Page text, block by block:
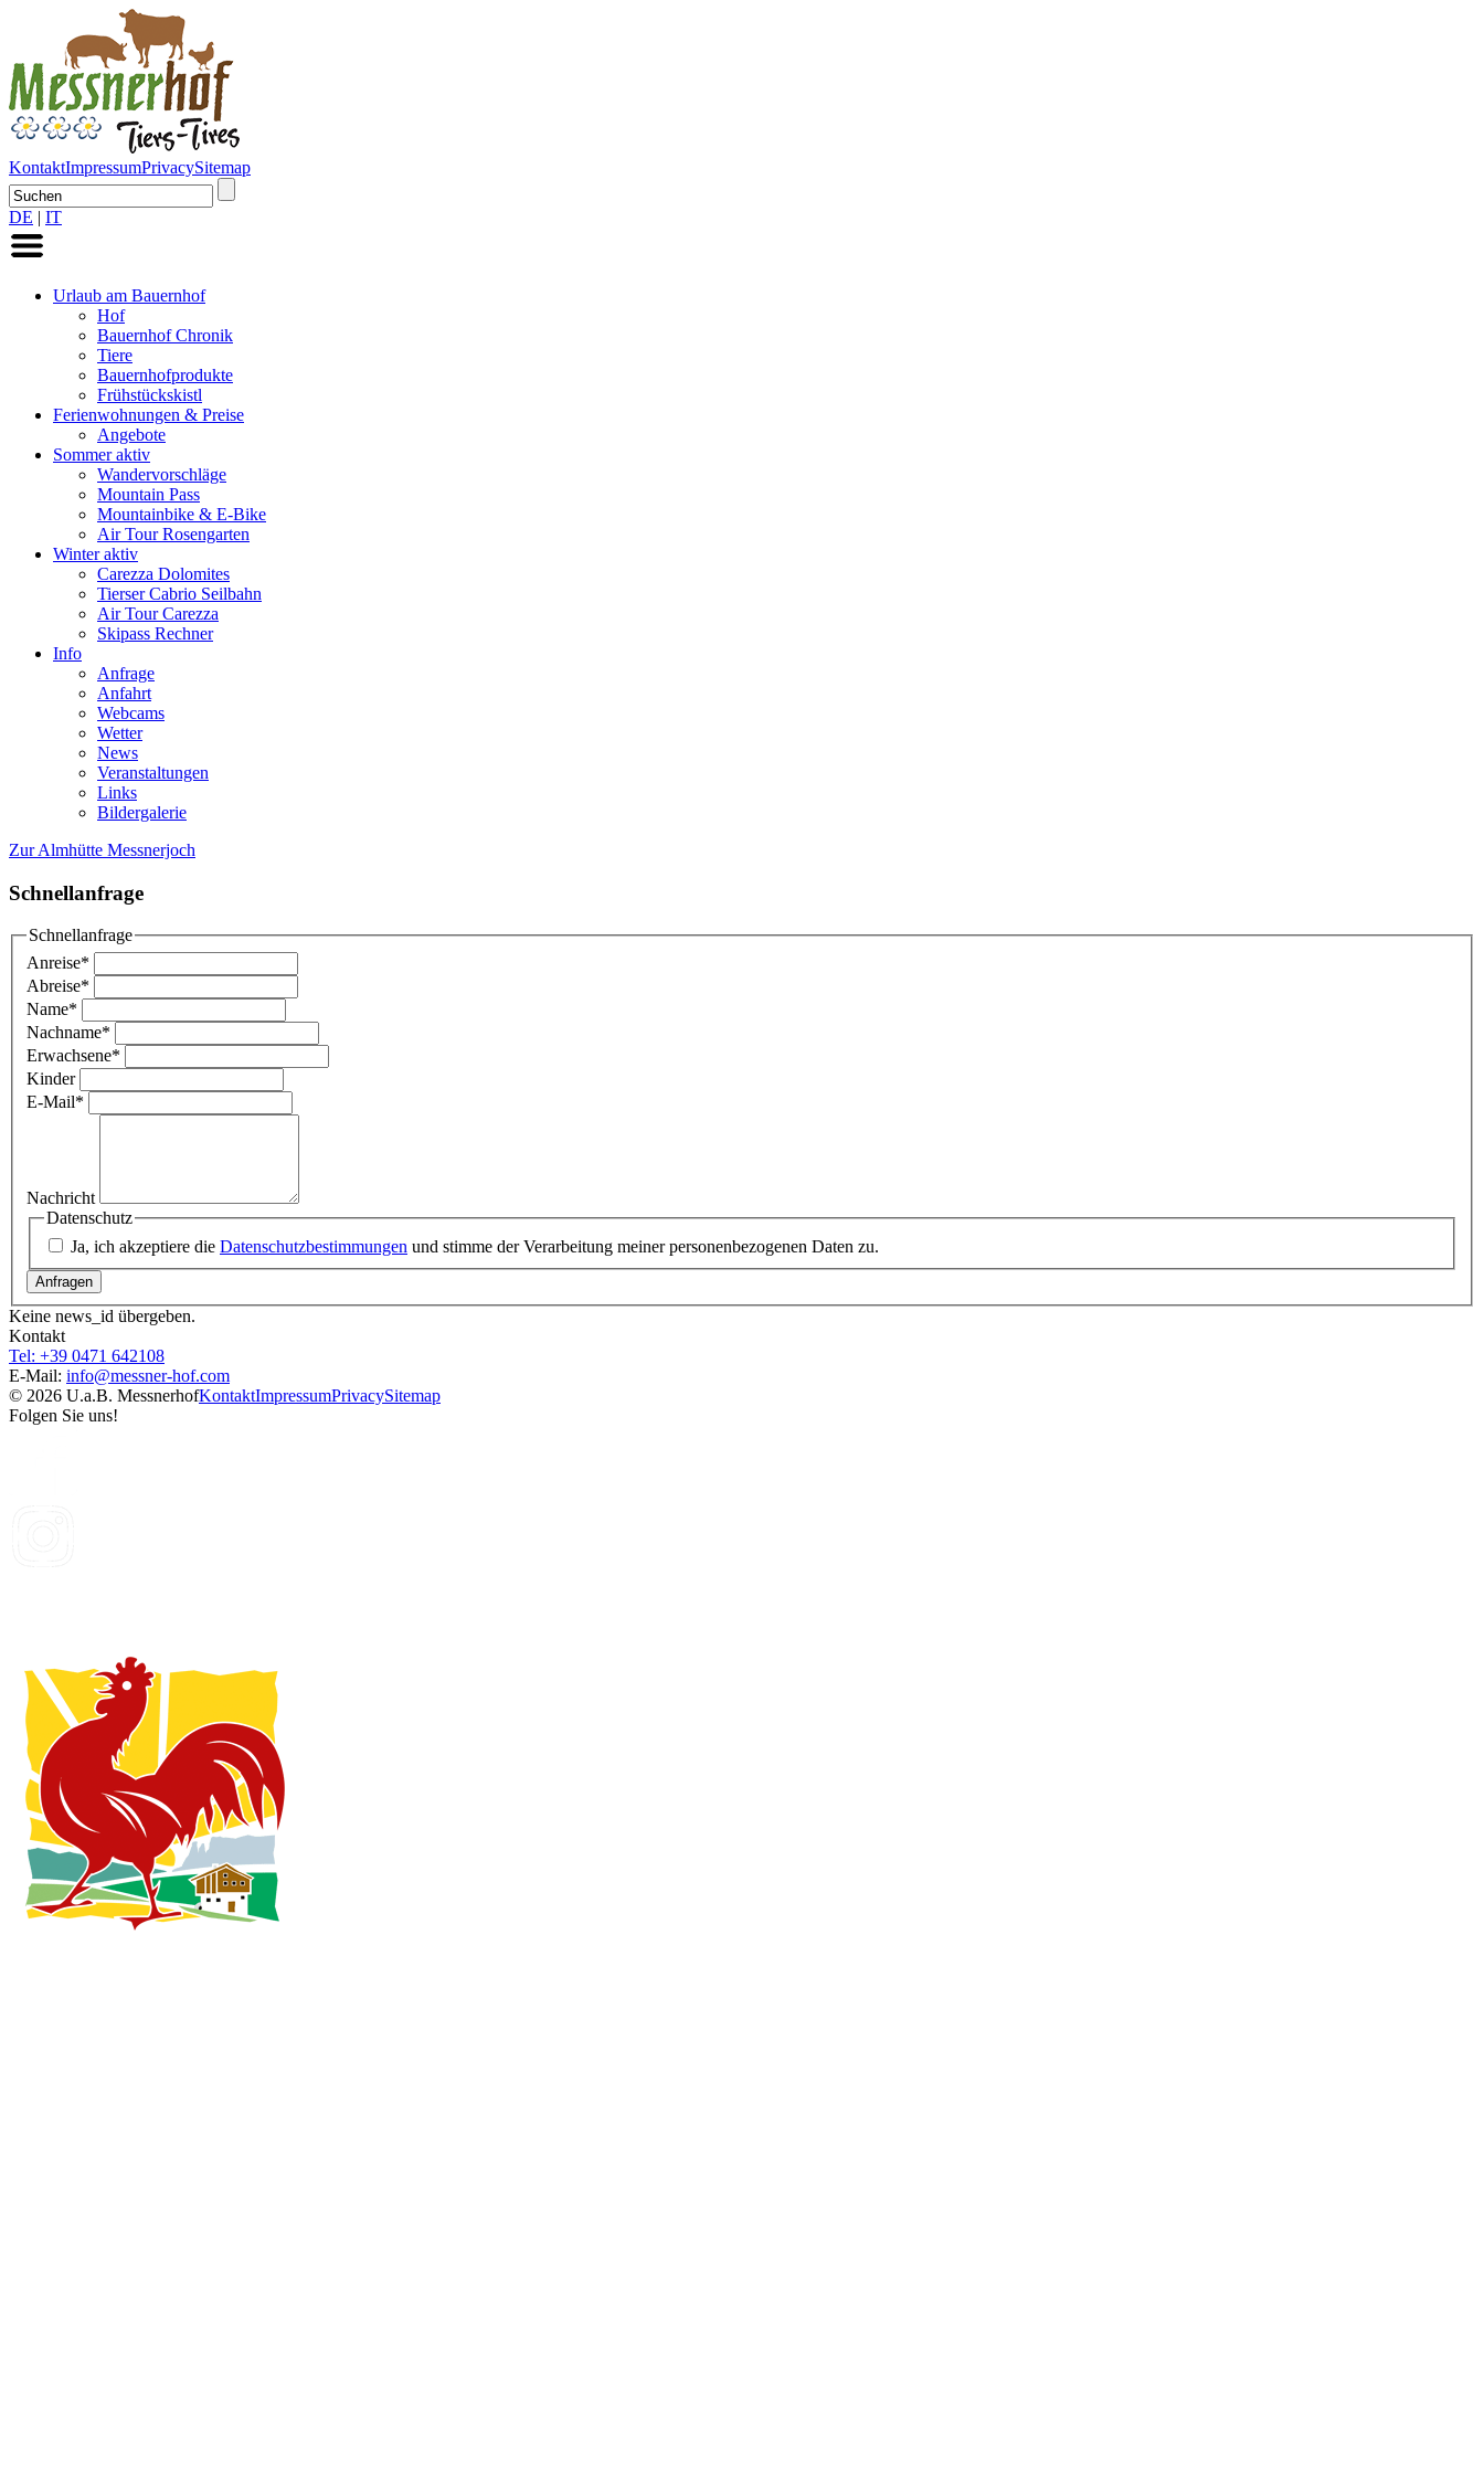
KontaktImpressumPrivacySitemap
DE | IT
Urlaub am Bauernhof
Hof
Bauernhof Chronik
Tiere
Bauernhofprodukte
Frühstückskistl
Ferienwohnungen & Preise
Angebote
Sommer aktiv
Wandervorschläge
Mountain Pass
Mountainbike & E-Bike
Air Tour Rosengarten
Winter aktiv
Carezza Dolomites
Tierser Cabrio Seilbahn
Air Tour Carezza
Skipass Rechner
Info
Anfrage
Anfahrt
Webcams
Wetter
News
Veranstaltungen
Links
Bildergalerie
Zur Almhütte Messnerjoch
Schnellanfrage
Schnellanfrage
Anreise*
Abreise*
Name*
Nachname*
Erwachsene*
Kinder
E-Mail*
Nachricht
Datenschutz
Ja, ich akzeptiere die Datenschutzbestimmungen und stimme der Verarbeitung meiner personenbezogenen Daten zu.
Keine news_id übergeben.
Kontakt
Tel: +39 0471 642108
E-Mail: info@messner-hof.com
© 2026 U.a.B. MessnerhofKontaktImpressumPrivacySitemap
Folgen Sie uns!